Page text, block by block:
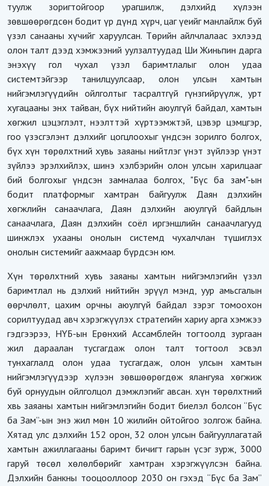
туулж зоригтойгоор урагшилж, дэлхийд хүлээн
зөвшөөрөгдсөн бодит үр дүнд хүрч, цаг үеийг манлайлж буй
үзэл санааны хүчийг харуулсан. Төрийн айлчлалаас эхлээд
олон талт дээд хэмжээний уулзалтуудад Ши Жиньпин дарга
энэхүү гол чухал үзэл баримтлалыг олон удаа
системтэйгээр танилцуулсаар, олон улсын хамтын
нийгэмлэгүүдийн ойлголтыг тасралтгүй гүнзгийрүүлж, урт
хугацааны энх тайван, бүх нийтийн аюулгүй байдал, хамтын
хөгжил цэцэглэлт, нээлттэй хүртээмжтэй, цэвэр цэмцгэр,
гоо үзэсгэлэнт дэлхийг цогцлоохыг үндсэн зорилго болгох,
бүх хүн төрөлхтний хувь заяаны нийтлэг үнэт зүйлээр үнэт
зүйлээ эрэлхийлэх, шинэ хэлбэрийн олон улсын харилцааг
бий болгохыг үндсэн замналаа болгох, "Бүс ба зам"-ын
бодит платформыг хамтран байгуулж Даян дэлхийн
хөгжлийн санаачлага, Даян дэлхийн аюулгүй байдлын
санаачлага, Даян дэлхийн соёл иргэншлийн санаачлагууд
шинжлэх ухааны онолын системд чухалчлан түшиглэх
онолын системийг аажмаар бүрдсэн юм.
Хүн төрөлхтний хувь заяаны хамтын нийгэмлэгийн үзэл
баримтлал нь дэлхий нийтийн эрүүл мэнд, уур амьсгалын
өөрчлөлт, цахим орчны аюулгүй байдал зэрэг томоохон
сорилтуудад авч хэрэгжүүлэх стратегийн хариу арга хэмжээ
гэдгээрээ, НҮБ-ын Ерөнхий Ассамблейн тогтоолд зургаан
жил дараалан тусгагдаж олон талт тогтоол эсвэл
тунхаглалд олон удаа тусгагдаж, олон улсын хамтын
нийгэмлэгүүдээр хүлээн зөвшөөрөгдөж ялангуяа хөгжиж
буй орнуудын ойлголцол дэмжлэгийг авсан. хүн төрөлхтний
хвь заяаны хамтын нийгэмлэгийн бодит биелэл болсон “Бүс
ба Зам”-ын энэ жил мөн 10 жилийн ойтойгоо золгож байна.
Хятад улс дэлхийн 152 орон, 32 олон улсын байгууллагатай
хамтын ажиллагааны баримт бичигт гарын үсэг зурж, 3000
гаруй төсөл хөлөлбөрийг хамтран хэрэгжүүлсэн байна.
Дэлхийн банкны тооцооллоор 2030 он гэхэд “Бүс ба Зам”